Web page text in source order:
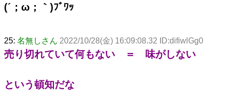
(´；ω；｀)ﾌﾞﾜｯ
25: 名無しさん 2022/10/28(金) 16:09:08.32 ID:difiwlGg0
売り切れていて何もない ＝ 味がしない
という頓知だな